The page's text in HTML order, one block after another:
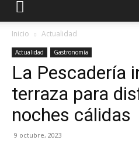
Inicio Actualidad
Actualidad Gastronomía
La Pescadería
terraza para
noches cálidas
9 octubre, 2023